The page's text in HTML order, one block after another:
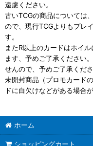
遠慮ください。
古いTCGの商品については
ので、現行TCGよりもプレ
す。
またR以上のカードはホイ
ます、予めご了承ください
せんので、予めご了承くださ
未開封商品（プロモカード
ドに白欠けなどがある場合
ホーム
ショッピングカート